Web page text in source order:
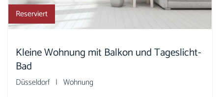
Reserviert
Kleine Wohnung mit Balkon und Tageslicht-
Bad
Düsseldorf | Wohnung